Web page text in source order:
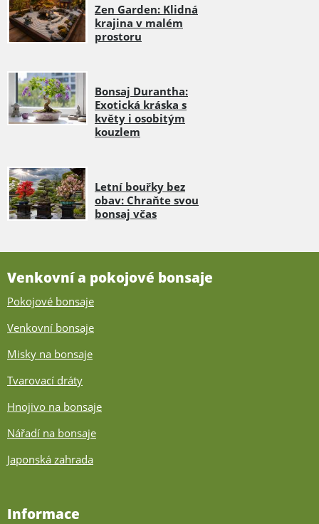
Zen Garden: Klidná
krajina v malém
prostoru
Bonsaj Durantha:
Exotická kráska s
květy i osobitým
kouzlem
Letní bouřky bez
obav: Chraňte svou
bonsaj včas
Venkovní a pokojové bonsaje
Pokojové bonsaje
Venkovní bonsaje
Misky na bonsaje
Tvarovací dráty
Hnojivo na bonsaje
Nářadí na bonsaje
Japonská zahrada
Informace